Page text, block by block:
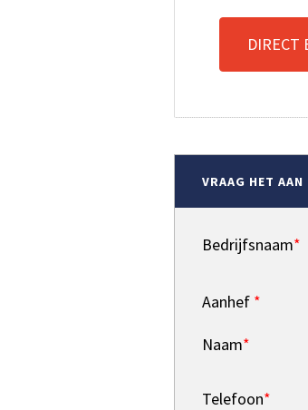
DIRECT
VRAAG HET
Bedrijfsnaam*
Aanhef *
Naam*
Telefoon*